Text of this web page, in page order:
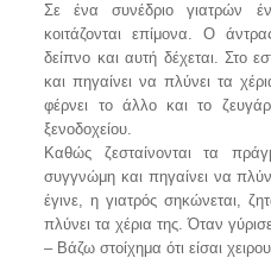
Σε ένα συνέδριο γιατρών
κοιτάζονται επίμονα. Ο
δείπνο και αυτή δέχεται. Στο
και πηγαίνει να πλύνει τα
φέρνει το άλλο και το
ξενοδοχείου.
Καθώς ζεσταίνονται τα
συγγνώμη και πηγαίνει να
έγινε, η γιατρός σηκώνεται,
πλύνει τα χέρια της. Όταν
– Βάζω στοίχημα ότι είσαι